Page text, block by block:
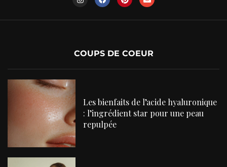
COUPS DE COEUR
Les bienfaits de l’acide hyaluronique
: l’ingrédient star pour une peau
repulpée